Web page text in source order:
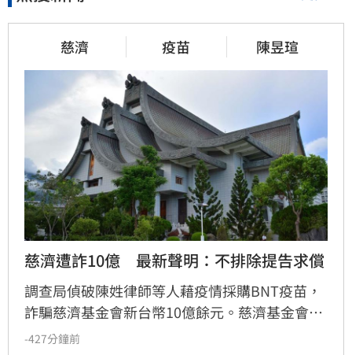
慈濟 疫苗 陳昱瑄
慈濟遭詐10億　最新聲明：不排除提告求償
調查局偵破陳姓律師等人藉疫情採購BNT疫苗，
詐騙慈濟基金會新台幣10億餘元。慈濟基金會今
（7日）透過委任律師發表聲明，將配合法院審
-427分鐘前